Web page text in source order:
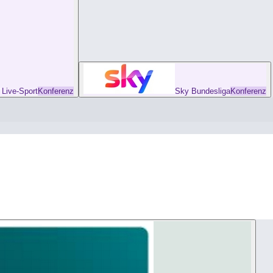
Live-SportKonferenz Sky BundesligaKonferenz